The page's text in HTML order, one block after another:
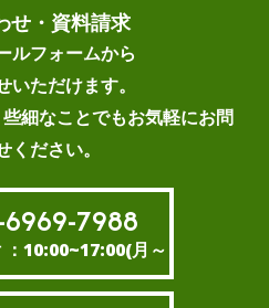
せ・資料請求
ルフォームから
いただけます。
細なことでもお気軽にお問
ください。
7988
：10:00~17:00(月～